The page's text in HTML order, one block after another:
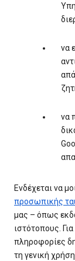
να
να
Ενδέχεται να
προσωπικής
μας – όπως
ιστότοπους.
πληροφορίες
τη γενική